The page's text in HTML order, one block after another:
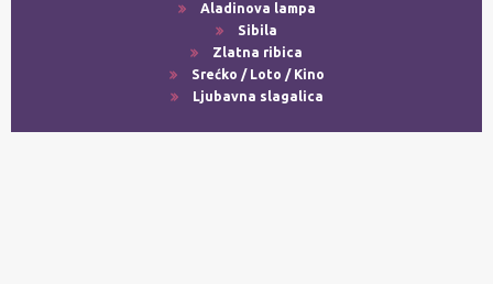
Aladinova lampa
Sibila
Zlatna ribica
Srećko / Loto / Kino
Ljubavna slagalica